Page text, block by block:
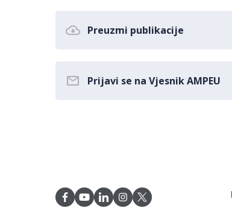
Preuzmi publikacije
Prijavi se na Vjesnik AMPEU